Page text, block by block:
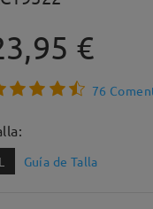
€
76
L Guía de Talla